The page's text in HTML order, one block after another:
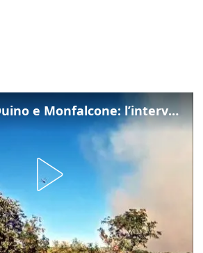
Incendio tra Duino e Monfalcone: l’intervento dei vigili del fuoco